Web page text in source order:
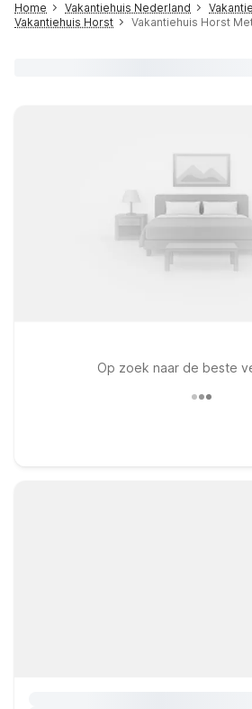
Home Vakantiehuis Nederland
Vakantiehuis Horst
Vakantiehuis Horst
Op zoek naar de beste